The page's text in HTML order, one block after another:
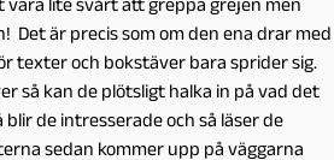
Det är precis som om den ena drar med
texter och bokstäver bara sprider sig.
så kan de plötsligt halka in på vad det
de intresserade och så läser de
sedan kommer upp på väggarna